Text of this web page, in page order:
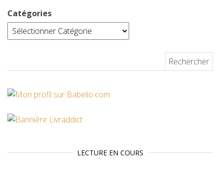
Catégories
LECTURE EN COURS